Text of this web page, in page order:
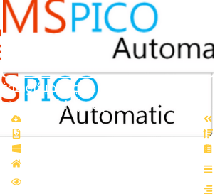
Final مع فيديو لشرح طريقة التفعيل